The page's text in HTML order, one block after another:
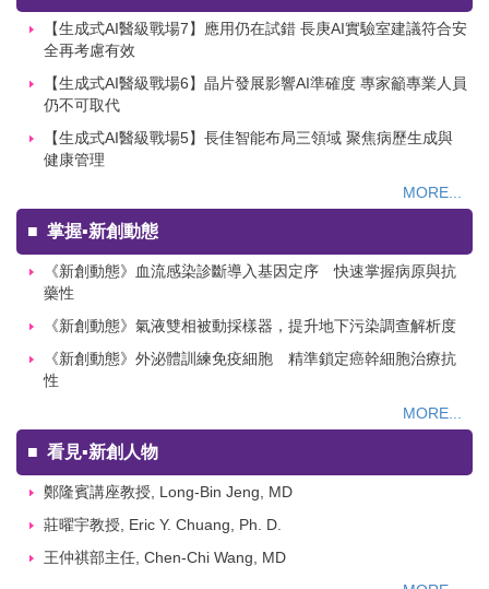
【生成式AI醫級戰場7】應用仍在試錯 長庚AI實驗室建議符合安
全再考慮有效
【生成式AI醫級戰場6】晶片發展影響AI準確度 專家籲專業人員
仍不可取代
【生成式AI醫級戰場5】長佳智能布局三領域 聚焦病歷生成與
健康管理
MORE...
■ 掌握▪新創動態
《新創動態》血流感染診斷導入基因定序 快速掌握病原與抗
藥性
《新創動態》氣液雙相被動採樣器，提升地下污染調查解析度
《新創動態》外泌體訓練免疫細胞 精準鎖定癌幹細胞治療抗
性
MORE...
■ 看見▪新創人物
鄭隆賓講座教授, Long-Bin Jeng, MD
莊曜宇教授, Eric Y. Chuang, Ph. D.
王仲祺部主任, Chen-Chi Wang, MD